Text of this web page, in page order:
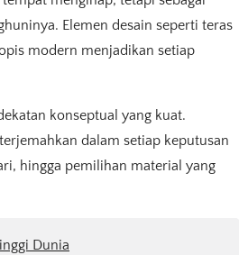
Elemen desain seperti teras
modern menjadikan setiap
konseptual yang kuat.
dalam setiap keputusan
hingga pemilihan material yang
Dunia